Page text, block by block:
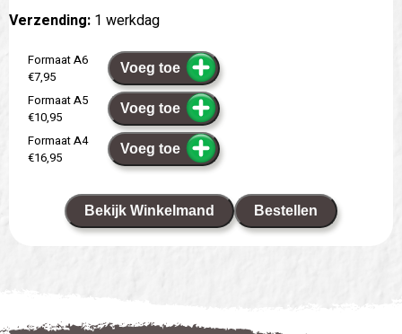
Verzending: 1 werkdag
Formaat A6
€7,95
Voeg toe
Formaat A5
€10,95
Voeg toe
Formaat A4
€16,95
Voeg toe
Bekijk Winkelmand Bestellen